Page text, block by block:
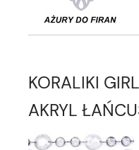
KORALIKI
AKRYL